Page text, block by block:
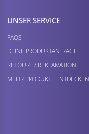
UNSER SERVICE
FAQS
DEINE PRODUKTANFRAGE
RETOURE / REKLAMATION
MEHR PRODUKTE ENTDECKEN